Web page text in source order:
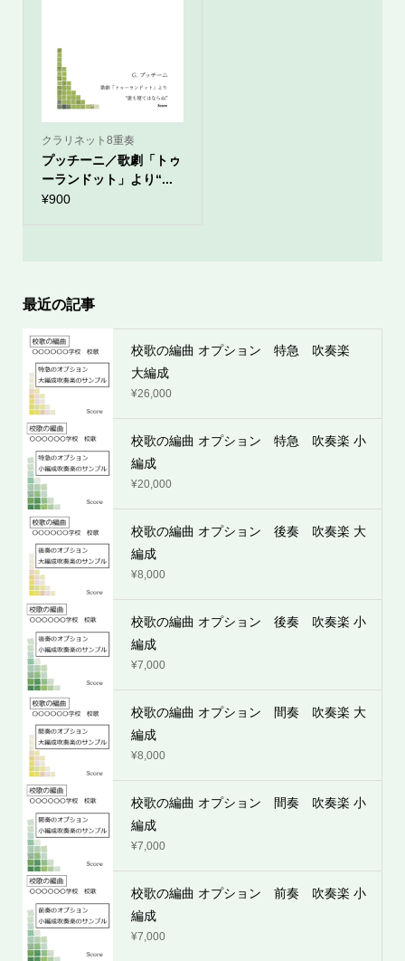
クラリネット8重奏
プッチーニ／歌劇「トゥ
ーランドット」より“...
¥900
最近の記事
校歌の編曲 オプション 特急 吹奏楽
大編成
¥26,000
校歌の編曲 オプション 特急 吹奏楽 小
編成
¥20,000
校歌の編曲 オプション 後奏 吹奏楽 大
編成
¥8,000
校歌の編曲 オプション 後奏 吹奏楽 小
編成
¥7,000
校歌の編曲 オプション 間奏 吹奏楽 大
編成
¥8,000
校歌の編曲 オプション 間奏 吹奏楽 小
編成
¥7,000
校歌の編曲 オプション 前奏 吹奏楽 小
編成
¥7,000